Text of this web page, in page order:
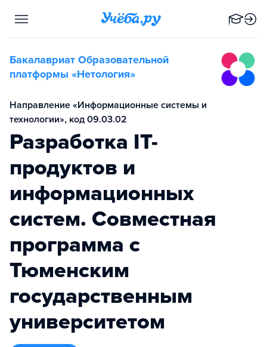
Бакалавриат Образовательной
платформы «Нетология»
Направление «Информационные системы и
технологии», код 09.03.02
Разработка IT-
продуктов и
информационных
систем. Совместная
программа с
Тюменским
государственным
университетом